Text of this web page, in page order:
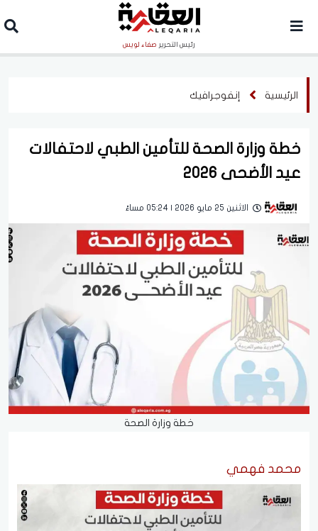
رئيس التحرير صفاء لويس
الرئيسية إنفوجرافيك
خطة وزارة الصحة للتأمين الطبي لاحتفالات
عيد الأضحى 2026
الاثنين 25 مايو 2026 | 05:24 مساءً
خطة وزارة الصحة
محمد فهمي